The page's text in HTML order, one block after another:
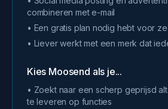
combineren met e-mail
• Een gratis plan nodig hebt voor
• Liever werkt met een merk dat
Kies Moosend als je...
• Zoekt naar een scherp geprijsd
te leveren op functies